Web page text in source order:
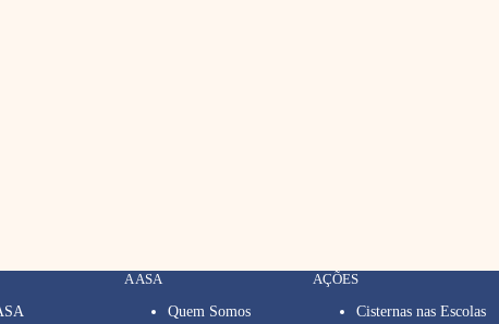
A ASA
Quem Somos
AÇÕES
Cisternas nas Escolas